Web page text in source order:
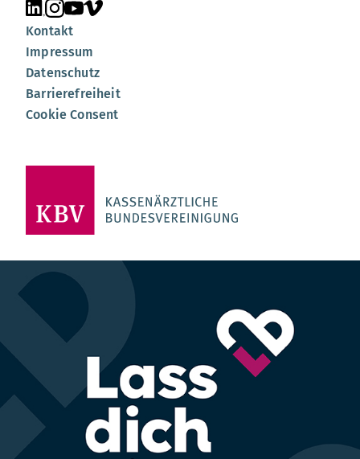
Unsere Seite auf LinkedIn
Unsere Seite auf Instagram
Unsere Seite auf YouTube
Unsere Seite auf Vimeo
Kontakt
Impressum
Datenschutz
Barrierefreiheit
Cookie Consent